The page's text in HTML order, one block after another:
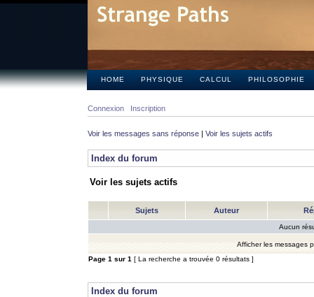
HOME PHYSIQUE CALCUL PHILOSOPHIE
Connexion Inscription
Voir les messages sans réponse | Voir les sujets actifs
Index du forum
Voir les sujets actifs
Sujets Auteur
Aucun
Afficher les messages
Page 1 sur 1 [ La recherche a trouvée 0 résultats ]
Index du forum